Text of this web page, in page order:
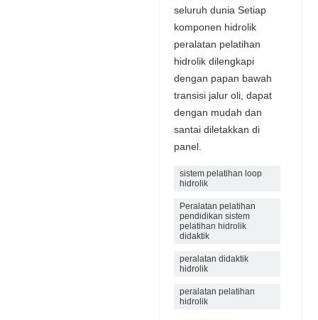
seluruh dunia Setiap
komponen hidrolik
peralatan pelatihan
hidrolik dilengkapi
dengan papan bawah
transisi jalur oli, dapat
dengan mudah dan
santai diletakkan di
panel.
sistem pelatihan loop
hidrolik
Peralatan pelatihan
pendidikan sistem
pelatihan hidrolik
didaktik
peralatan didaktik
hidrolik
peralatan pelatihan
hidrolik